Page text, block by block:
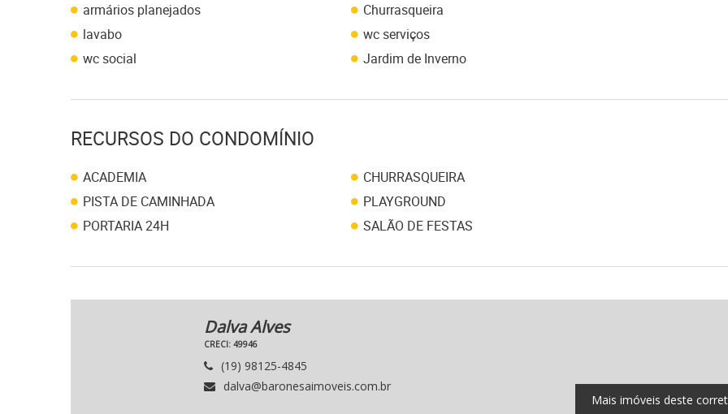
armários planejados
Churrasqueira
lavabo
wc serviços
wc social
Jardim de Inverno
RECURSOS DO CONDOMÍNIO
ACADEMIA
CHURRASQUEIRA
PISTA DE CAMINHADA
PLAYGROUND
PORTARIA 24H
SALÃO DE FESTAS
Dalva Alves
CRECI: 49946
(19) 98125-4845
dalva@baronesaimoveis.com.br
Mais imóveis deste